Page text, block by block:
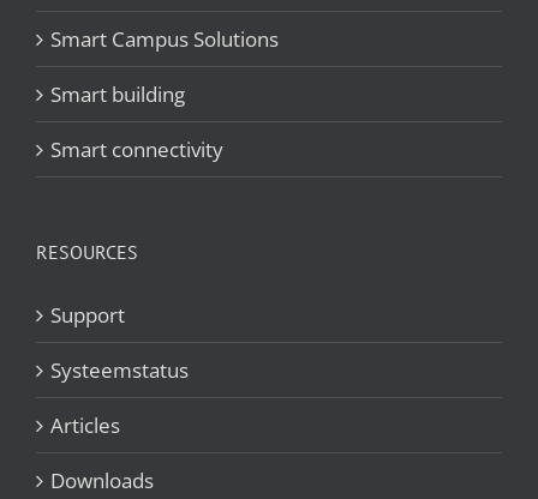
Smart Campus Solutions
Smart building
Smart connectivity
RESOURCES
Support
Systeemstatus
Articles
Downloads